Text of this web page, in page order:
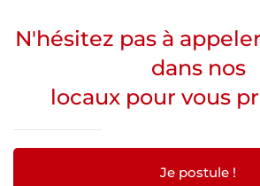
N'hésitez pas à
dans nos
locaux pour vous
Je postule !